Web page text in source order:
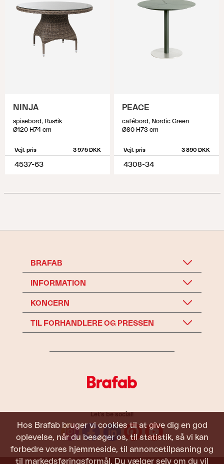
Hos Brafab bruger vi cookies til at give dig en god
oplevelse, når du besøger os, til statistik, så vi kan
forbedre vores hjemmeside, til annoncetilpasning og
til markedsføringsformål. Du vælger selv om du vil
NINJA
spisebord, Rustik
Ø120 H74 cm
Vejl. pris 3 975 DKK
4537-63
PEACE
cafébord, Nordic Green
Ø80 H73 cm
Vejl. pris 3 890 DKK
4308-34
BRAFAB
INFORMATION
KONCERN
TIL FORHANDLERE OG PRESSEN
Let's be social!